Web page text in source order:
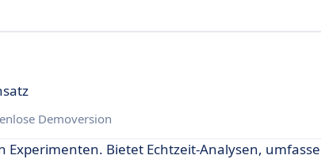
Demoversion
Experimenten. Bietet Echtzeit-Analysen,